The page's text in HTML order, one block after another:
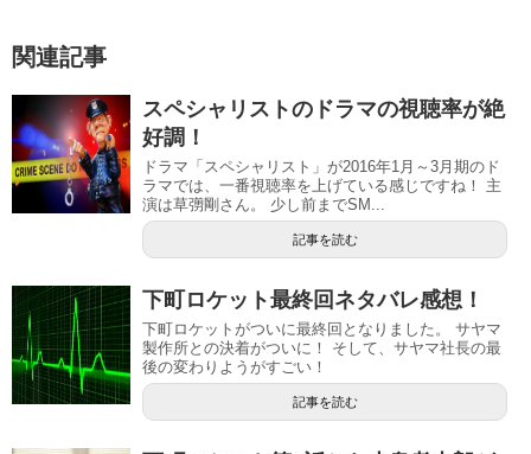
関連記事
スペシャリストのドラマの視聴率が絶
好調！
ドラマ「スペシャリスト」が2016年1月～3月期のド
ラマでは、一番視聴率を上げている感じですね！ 主
演は草彅剛さん。 少し前までSM...
記事を読む
下町ロケット最終回ネタバレ感想！
下町ロケットがついに最終回となりました。 サヤマ
製作所との決着がついに！ そして、サヤマ社長の最
後の変わりようがすごい！
記事を読む